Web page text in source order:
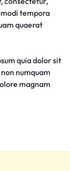
modi tempora
quaerat
quia dolor sit
numquam
magnam